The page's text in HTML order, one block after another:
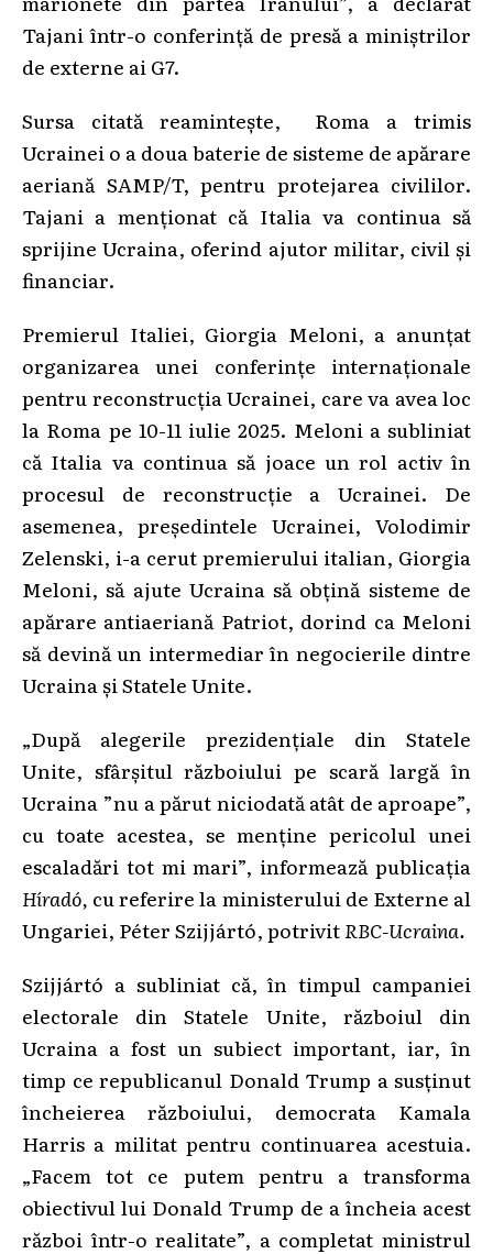
Tajani într-o conferință de presă a miniștrilor
de externe ai G7.
Sursa citată reamintește, Roma a trimis
Ucrainei o a doua baterie de sisteme de apărare
aeriană SAMP/T, pentru protejarea civililor.
Tajani a menționat că Italia va continua să
sprijine Ucraina, oferind ajutor militar, civil și
financiar.
Premierul Italiei, Giorgia Meloni, a anunțat
organizarea unei conferințe internaționale
pentru reconstrucția Ucrainei, care va avea loc
la Roma pe 10-11 iulie 2025. Meloni a subliniat
că Italia va continua să joace un rol activ în
procesul de reconstrucție a Ucrainei. De
asemenea, președintele Ucrainei, Volodimir
Zelenski, i-a cerut premierului italian, Giorgia
Meloni, să ajute Ucraina să obțină sisteme de
apărare antiaeriană Patriot, dorind ca Meloni
să devină un intermediar în negocierile dintre
Ucraina și Statele Unite.
„După alegerile prezidențiale din Statele
Unite, sfârșitul războiului pe scară largă în
Ucraina ”nu a părut niciodată atât de aproape”,
cu toate acestea, se menține pericolul unei
escaladări tot mi mari”, informează publicația
Híradó, cu referire la ministerului de Externe al
Ungariei, Péter Szijjártó, potrivitRBC-Ucraina.
Szijjártó a subliniat că, în timpul campaniei
electorale din Statele Unite, războiul din
Ucraina a fost un subiect important, iar, în
timp ce republicanul Donald Trump a susținut
încheierea războiului, democrata Kamala
Harris a militat pentru continuarea acestuia.
„Facem tot ce putem pentru a transforma
obiectivul lui Donald Trump de a încheia acest
război într-o realitate”, a completat ministrul